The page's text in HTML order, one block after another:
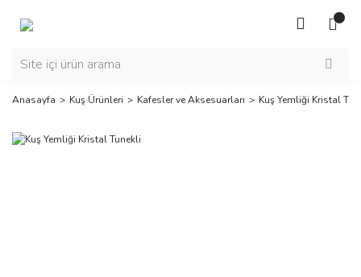
Anasayfa Kuş Ürünleri Kafesler ve Aksesuarları Kuş Yemliği Kristal